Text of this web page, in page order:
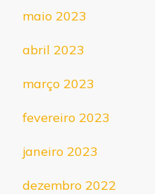
maio 2023
abril 2023
março 2023
fevereiro 2023
janeiro 2023
dezembro 2022